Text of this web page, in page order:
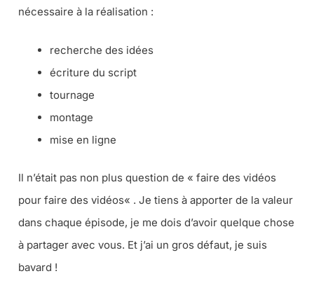
nécessaire à la réalisation :
recherche des idées
écriture du script
tournage
montage
mise en ligne
Il n’était pas non plus question de « faire des vidéos
pour faire des vidéos« . Je tiens à apporter de la valeur
dans chaque épisode, je me dois d’avoir quelque chose
à partager avec vous. Et j’ai un gros défaut, je suis
bavard !